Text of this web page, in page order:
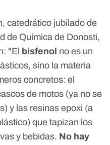
catedrático jubilado de
de Química de Donosti,
"El bisfenol no es un
sino la materia
concretos: el
de motos (ya no se
y las resinas epoxi (a
que tapizan los
y bebidas. No hay